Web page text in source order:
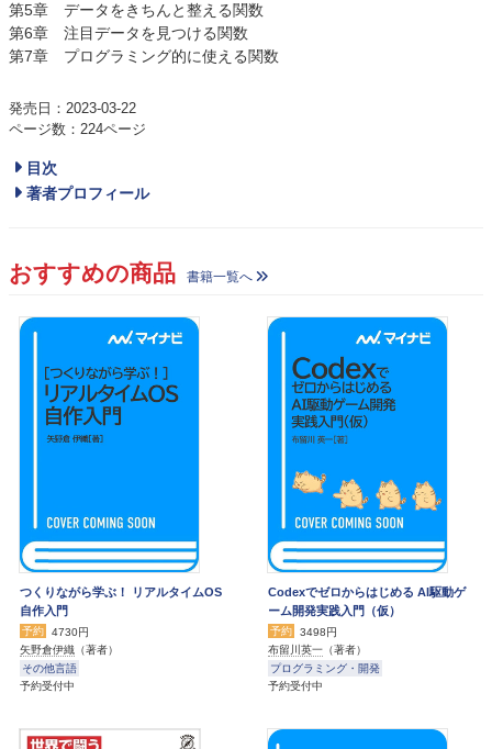
第5章 データをきちんと整える関数
第6章 注目データを見つける関数
第7章 プログラミング的に使える関数
発売日：2023-03-22
ページ数：224ページ
目次
著者プロフィール
おすすめの商品 書籍一覧へ
つくりながら学ぶ！ リアルタイムOS
自作入門
予約
4730円
矢野倉伊織 （著者）
その他言語
予約受付中
Codexでゼロからはじめる AI駆動ゲ
ーム開発実践入門（仮）
予約
3498円
布留川英一 （著者）
プログラミング・開発
予約受付中